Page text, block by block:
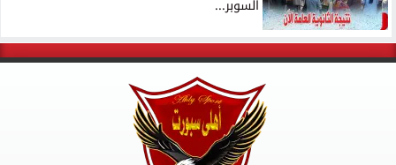
السوبر...